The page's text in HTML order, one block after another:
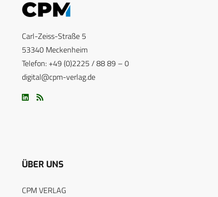
Carl-Zeiss-Straße 5
53340 Meckenheim
Telefon: +49 (0)2225 / 88 89 – 0
digital@cpm-verlag.de
ÜBER UNS
CPM VERLAG